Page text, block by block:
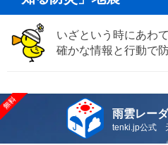
いざという時にあわ
確かな情報と行動で
雨雲レー
tenki.jp公式